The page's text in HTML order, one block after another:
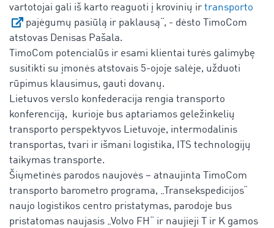
vartotojai gali iš karto reaguoti į krovinių ir transporto
pajėgumų pasiūlą ir paklausą“, - dėsto TimoCom
atstovas Denisas Pašala.
TimoCom potencialūs ir esami klientai turės galimybę
susitikti su įmonės atstovais 5-ojoje salėje, užduoti
rūpimus klausimus, gauti dovanų.
Lietuvos verslo konfederacija rengia transporto
konferenciją, kurioje bus aptariamos geležinkelių
transporto perspektyvos Lietuvoje, intermodalinis
transportas, tvari ir išmani logistika, ITS technologijų
taikymas transporte.
Šiųmetinės parodos naujovės – atnaujinta TimoCom
transporto barometro programa, „Transekspedicijos“
naujo logistikos centro pristatymas, parodoje bus
pristatomas naujasis „Volvo FH“ ir naujieji T ir K gamos